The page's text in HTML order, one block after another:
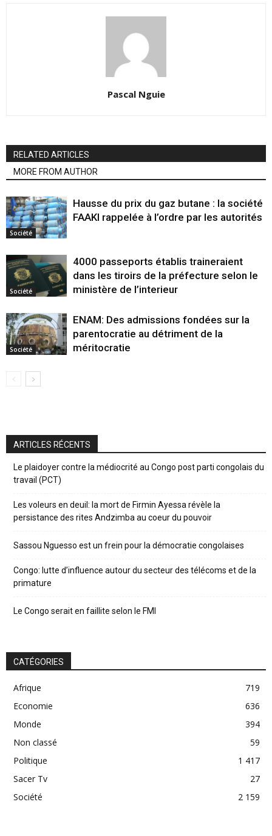
Pascal Nguie
RELATED ARTICLES
MORE FROM AUTHOR
Société
Hausse du prix du gaz butane : la société
FAAKI rappelée à l’ordre par les autorités
Société
4000 passeports établis traineraient
dans les tiroirs de la préfecture selon le
ministère de l’interieur
Société
ENAM: Des admissions fondées sur la
parentocratie au détriment de la
méritocratie
ARTICLES RÉCENTS
Le plaidoyer contre la médiocrité au Congo post parti congolais du
travail (PCT)
Les voleurs en deuil: la mort de Firmin Ayessa révèle la
persistance des rites Andzimba au coeur du pouvoir
Sassou Nguesso est un frein pour la démocratie congolaises
Congo: lutte d’influence autour du secteur des télécoms et de la
primature
Le Congo serait en faillite selon le FMI
CATÉGORIES
Afrique
719
Economie
636
Monde
394
Non classé
59
Politique
1 417
Sacer Tv
27
Société
2 159